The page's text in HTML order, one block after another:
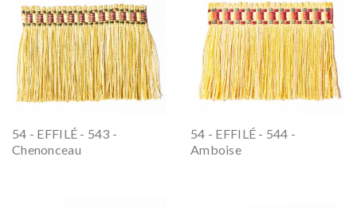
54 - EFFILÉ - 543 -
Chenonceau
54 - EFFILÉ - 544 -
Amboise